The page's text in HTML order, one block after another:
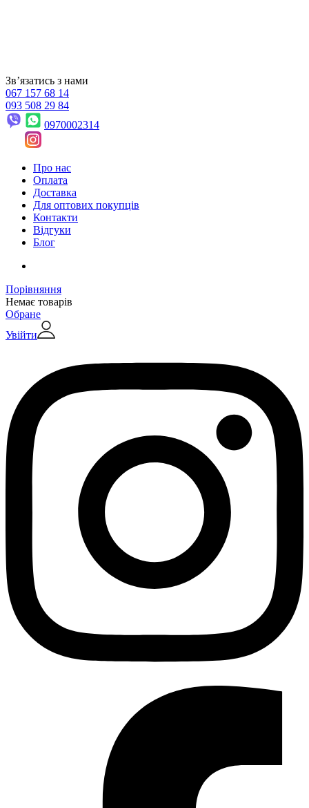
Звʼязатись з нами
067 157 68 14
093 508 29 84
0970002314
Про нас
Оплата
Доставка
Для оптових покупців
Контакти
Відгуки
Блог
Порівняння
Немає товарів
Обране
Увійти